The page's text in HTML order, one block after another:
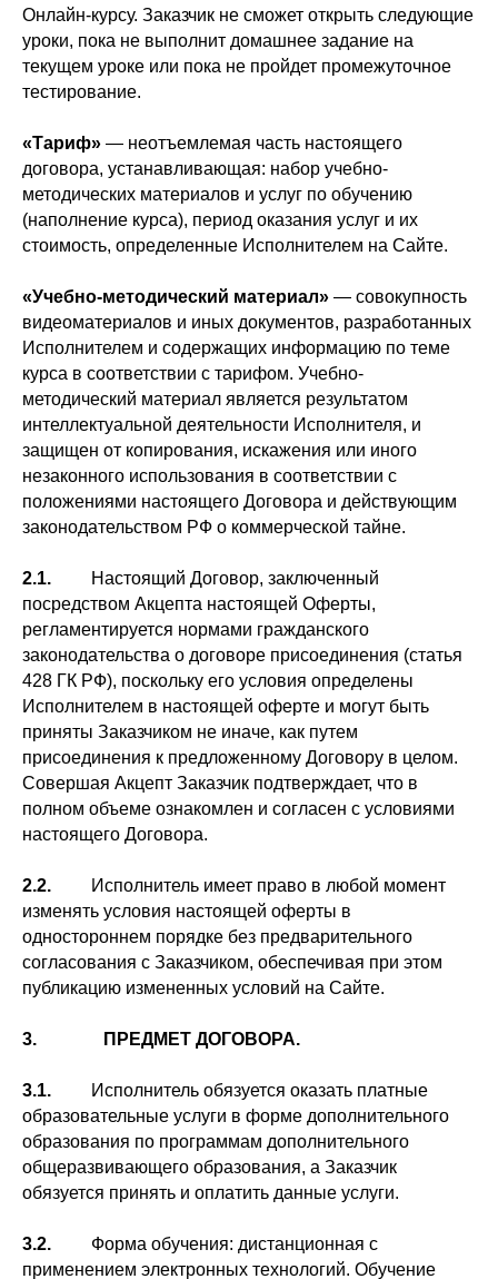
Онлайн-курсу. Заказчик не сможет открыть следующие
уроки, пока не выполнит домашнее задание на
текущем уроке или пока не пройдет промежуточное
тестирование.
«Тариф» — неотъемлемая часть настоящего
договора, устанавливающая: набор учебно-
методических материалов и услуг по обучению
(наполнение курса), период оказания услуг и их
стоимость, определенные Исполнителем на Сайте.
«Учебно-методический материал» — совокупность
видеоматериалов и иных документов, разработанных
Исполнителем и содержащих информацию по теме
курса в соответствии с тарифом. Учебно-
методический материал является результатом
интеллектуальной деятельности Исполнителя, и
защищен от копирования, искажения или иного
незаконного использования в соответствии с
положениями настоящего Договора и действующим
законодательством РФ о коммерческой тайне.
2.1.
Настоящий Договор, заключенный
посредством Акцепта настоящей Оферты,
регламентируется нормами гражданского
законодательства о договоре присоединения (статья
428 ГК РФ), поскольку его условия определены
Исполнителем в настоящей оферте и могут быть
приняты Заказчиком не иначе, как путем
присоединения к предложенному Договору в целом.
Совершая Акцепт Заказчик подтверждает, что в
полном объеме ознакомлен и согласен с условиями
настоящего Договора.
2.2.
Исполнитель имеет право в любой момент
изменять условия настоящей оферты в
одностороннем порядке без предварительного
согласования с Заказчиком, обеспечивая при этом
публикацию измененных условий на Сайте.
3. ПРЕДМЕТ ДОГОВОРА.
3.1.
Исполнитель обязуется оказать платные
образовательные услуги в форме дополнительного
образования по программам дополнительного
общеразвивающего образования, а Заказчик
обязуется принять и оплатить данные услуги.
3.2. Форма обучения: дистанционная с
применением электронных технологий. Обучение